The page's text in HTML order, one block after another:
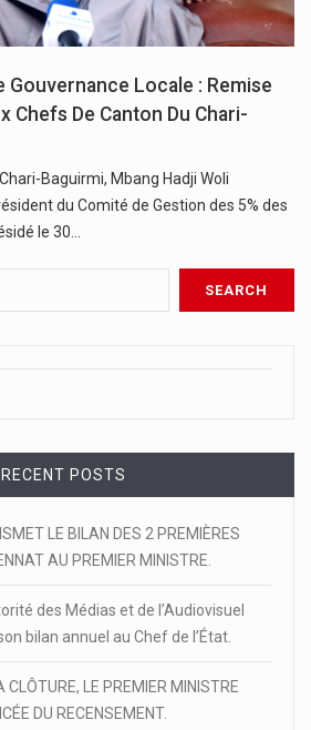
Gouvernance Locale : Remise
Chefs De Canton Du Chari-
Baguirmi, Mbang Hadji Woli
du Comité de Gestion des 5% des
le 30…
RECENT POSTS
LE BILAN DES 2 PREMIÈRES
AU PREMIER MINISTRE.
des Médias et de l’Audiovisuel
bilan annuel au Chef de l’État.
CLÔTURE, LE PREMIER MINISTRE
DU RECENSEMENT.